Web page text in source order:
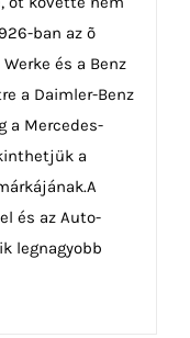
ban az õ
és a Benz
a Daimler-Benz
a Mercedes-
a
és az Auto-
legnagyobb